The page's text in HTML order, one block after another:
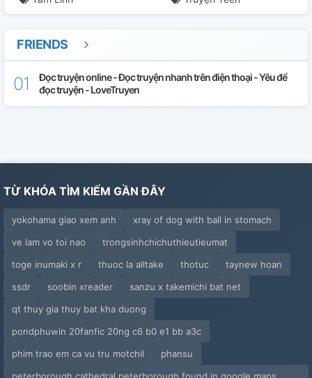
FRIENDS
Đọc truyện online - Đọc truyện nhanh trên điện thoại - Yêu để
đọc truyện - LoveTruyen
TỪ KHÓA TÌM KIẾM GẦN ĐÂY
yokohama giao xem anh
xray of dog with ball in stomach
ve lam vo toi nao
trongsinhchichuthieutieumat
toge inumaki x r
thuoc la alltake thotuc
taynew hoan
ssdr
soobin xreader
sanzu x takemichi bat net
qt thuy gia thuy bat kha duong
pondphuwin 20fanfic 20ng c6 b0 e1 bb a3c
phim trao em ca vu tru motchil
phansu